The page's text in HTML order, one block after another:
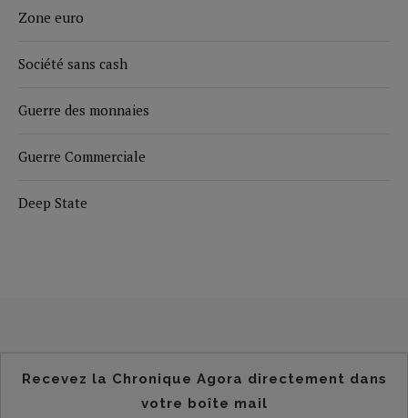
Zone euro
Société sans cash
Guerre des monnaies
Guerre Commerciale
Deep State
Recevez la Chronique Agora directement dans
votre boîte mail